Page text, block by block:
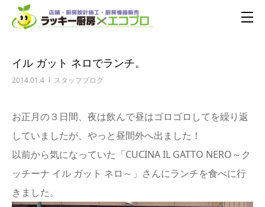
イル ガット ネロでランチ。
2014.01.4 スタッフブログ
お正月の３日間、夜は飲んで昼はゴロゴロしてを繰り返
していましたが、やっと昼間外へ出ました！
以前から気になっていた「CUCINA IL GATTO NERO～ク
ッチーナ イル ガット ネロ～」さんにランチを食べに行
きました。